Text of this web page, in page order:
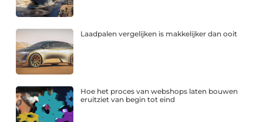
Laadpalen vergelijken is makkelijker dan ooit
Hoe het proces van webshops laten bouwen
eruitziet van begin tot eind